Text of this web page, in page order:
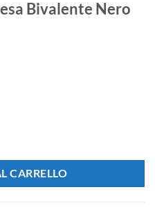
Bivalente Nero
CARRELLO